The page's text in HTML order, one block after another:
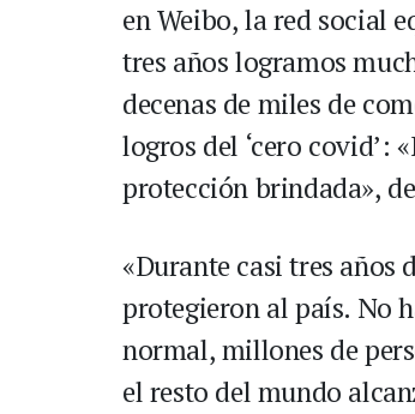
en Weibo, la red social
tres años logramos
decenas de miles de
logros del ‘cero covid’:
protección brindada»,
«Durante casi tres años
protegieron al país. No
normal, millones de
el resto del mundo